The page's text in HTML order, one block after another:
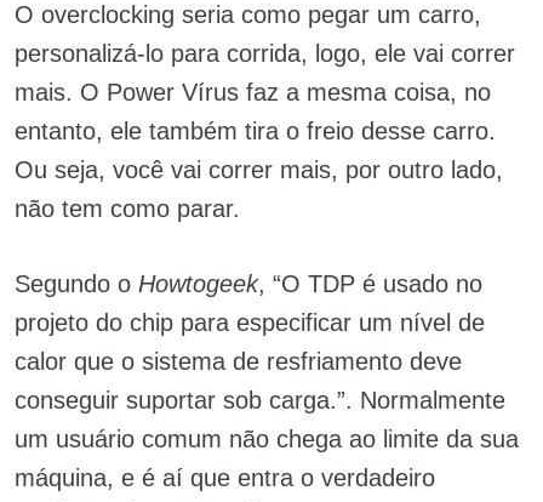
O overclocking seria como pegar um carro,
personalizá-lo para corrida, logo, ele vai correr
mais. O Power Vírus faz a mesma coisa, no
entanto, ele também tira o freio desse carro.
Ou seja, você vai correr mais, por outro lado,
não tem como parar.
Segundo o Howtogeek, “O TDP é usado no
projeto do chip para especificar um nível de
calor que o sistema de resfriamento deve
conseguir suportar sob carga.”. Normalmente
um usuário comum não chega ao limite da sua
máquina, e é aí que entra o verdadeiro